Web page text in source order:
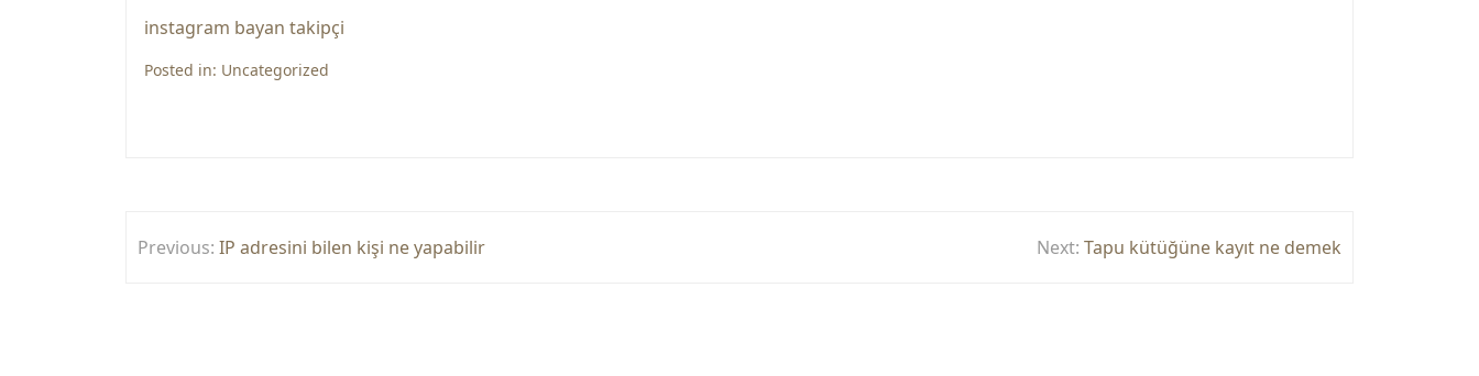
instagram bayan takipçi
Posted in: Uncategorized
Yazı
Previous: IP adresini bilen kişi ne yapabilir Next: Tapu kütüğüne kayıt ne demek